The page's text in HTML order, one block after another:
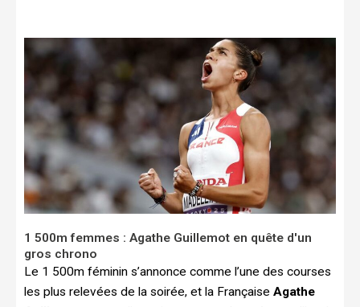
1 500m femmes : Agathe Guillemot en quête d'un
gros chrono
Le 1 500m féminin s’annonce comme l’une des courses
les plus relevées de la soirée, et la Française Agathe